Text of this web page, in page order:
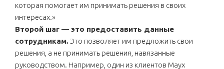
которая помогает им принимать решения в своих
интересах.»
Второй шаг — это предоставить данные
сотрудникам.Это позволяет им предложить свои
решения, а не принимать решения, навязанные
руководством. Например, один из клиентов Маух